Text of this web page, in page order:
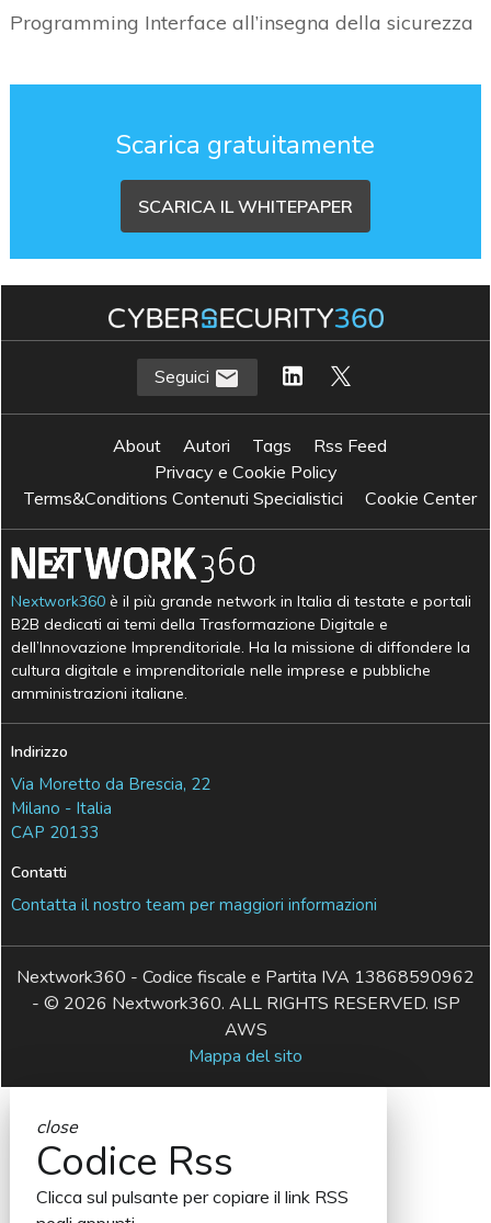
Programming Interface all’insegna della sicurezza
Scarica gratuitamente
SCARICA IL WHITEPAPER
Seguici
About Autori Tags
Rss Feed
Privacy e Cookie Policy
Terms&Conditions Contenuti Specialistici
Cookie Center
Nextwork360 è il più grande network in Italia di testate e portali
B2B dedicati ai temi della Trasformazione Digitale e
dell’Innovazione Imprenditoriale. Ha la missione di diffondere la
cultura digitale e imprenditoriale nelle imprese e pubbliche
amministrazioni italiane.
Indirizzo
Via Moretto da Brescia, 22
Milano - Italia
CAP 20133
Contatti
Contatta il nostro team per maggiori informazioni
Nextwork360 - Codice fiscale e Partita IVA 13868590962
- © 2026 Nextwork360. ALL RIGHTS RESERVED. ISP
AWS
Mappa del sito
close
Codice Rss
Clicca sul pulsante per copiare il link RSS